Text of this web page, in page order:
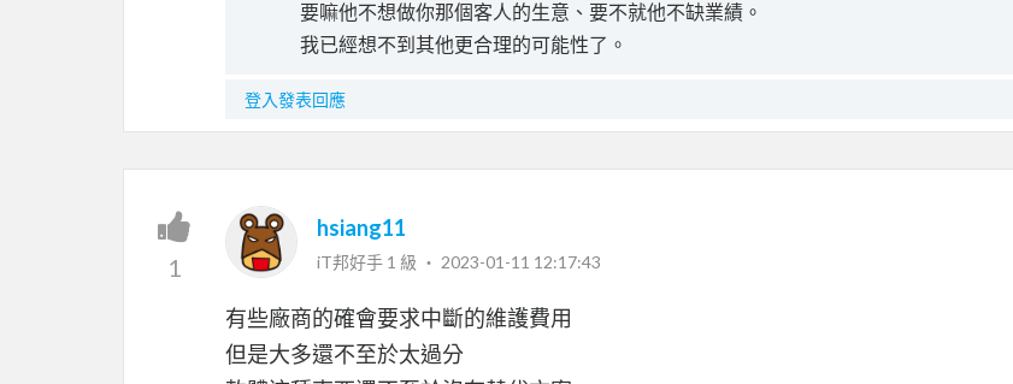
要嘛他不想做你那個客人的生意、要不就他不缺業績。
我已經想不到其他更合理的可能性了。
登入發表回應
1
hsiang11
iT邦好手 1 級 ‧ 2023-01-11 12:17:43
有些廠商的確會要求中斷的維護費用
但是大多還不至於太過分